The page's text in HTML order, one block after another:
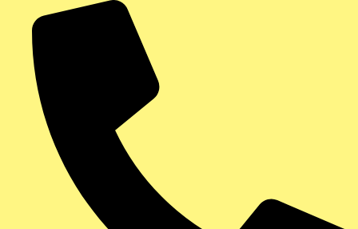
contenu